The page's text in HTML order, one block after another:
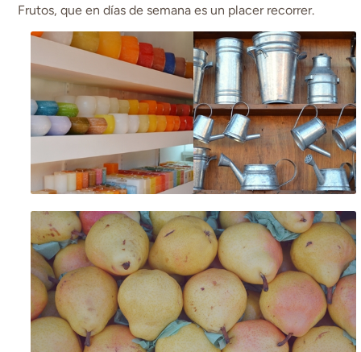
Frutos, que en días de semana es un placer recorrer.